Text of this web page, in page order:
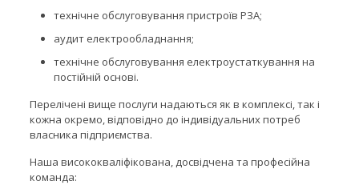
технічне обслуговування пристроїв РЗА;
аудит електрообладнання;
технічне обслуговування електроустаткування на
постійній основі.
Перелічені вище послуги надаються як в комплексі, так і
кожна окремо, відповідно до індивідуальних потреб
власника підприємства.
Наша висококваліфікована, досвідчена та професійна
команда: